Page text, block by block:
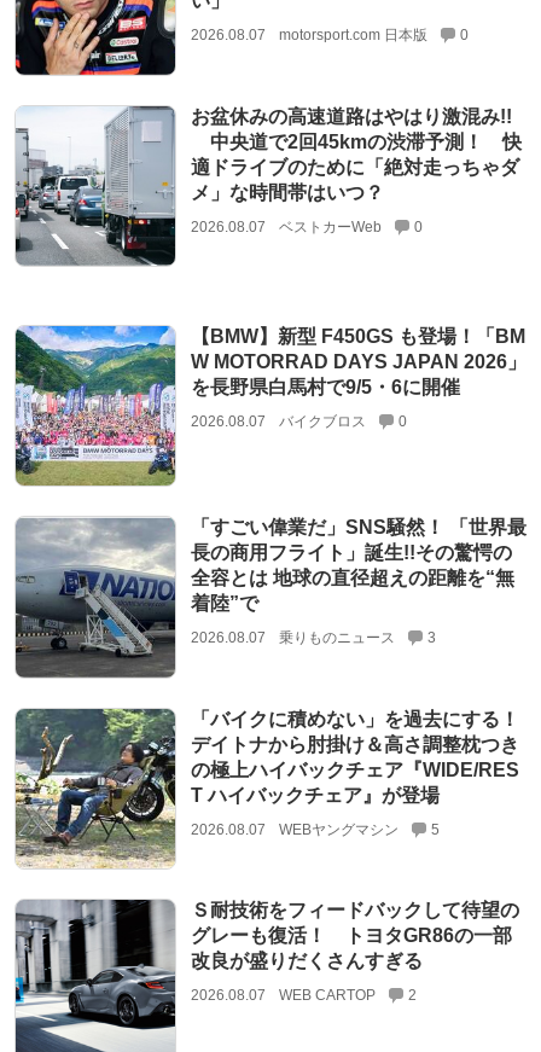
2026.08.07 motorsport.com 日本版 0
お盆休みの高速道路はやはり激混み!!
中央道で2回45kmの渋滞予測！ 快
適ドライブのために「絶対走っちゃダ
メ」な時間帯はいつ？
2026.08.07 ベストカーWeb 0
【BMW】新型 F450GS も登場！「BM
W MOTORRAD DAYS JAPAN 2026」
を長野県白馬村で9/5・6に開催
2026.08.07 バイクブロス 0
「すごい偉業だ」SNS騒然！ 「世界最
長の商用フライト」誕生!!その驚愕の
全容とは 地球の直径超えの距離を“無
着陸”で
2026.08.07 乗りものニュース 3
「バイクに積めない」を過去にする！
デイトナから肘掛け＆高さ調整枕つき
の極上ハイバックチェア『WIDE/RES
T ハイバックチェア』が登場
2026.08.07 WEBヤングマシン 5
Ｓ耐技術をフィードバックして待望の
グレーも復活！ トヨタGR86の一部
改良が盛りだくさんすぎる
2026.08.07 WEB CARTOP 2